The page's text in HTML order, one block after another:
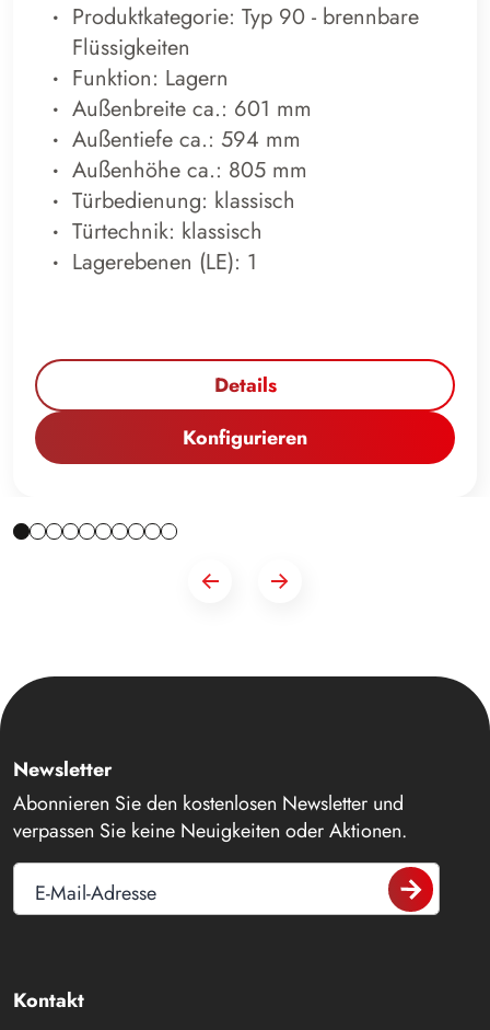
Produktkategorie: Typ 90 - brennbare
Flüssigkeiten
Funktion: Lagern
Außenbreite ca.: 601 mm
Außentiefe ca.: 594 mm
Außenhöhe ca.: 805 mm
Türbedienung: klassisch
Türtechnik: klassisch
Lagerebenen (LE): 1
Details
Konfigurieren
Newsletter
Abonnieren Sie den kostenlosen Newsletter und
verpassen Sie keine Neuigkeiten oder Aktionen.
E-Mail-Adresse
Kontakt